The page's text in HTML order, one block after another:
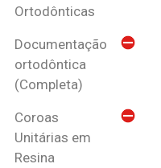
Ortodônticas
Documentação
ortodôntica
(Completa)
Coroas
Unitárias em
Resina